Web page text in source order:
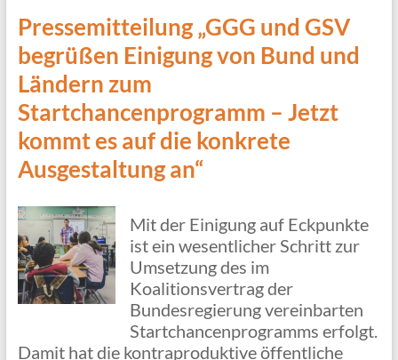
Pressemitteilung „GGG und GSV
begrüßen Einigung von Bund und
Ländern zum
Startchancenprogramm – Jetzt
kommt es auf die konkrete
Ausgestaltung an“
Mit der Einigung auf Eckpunkte
ist ein wesentlicher Schritt zur
Umsetzung des im
Koalitionsvertrag der
Bundesregierung vereinbarten
Startchancenprogramms erfolgt.
Damit hat die kontraproduktive öffentliche